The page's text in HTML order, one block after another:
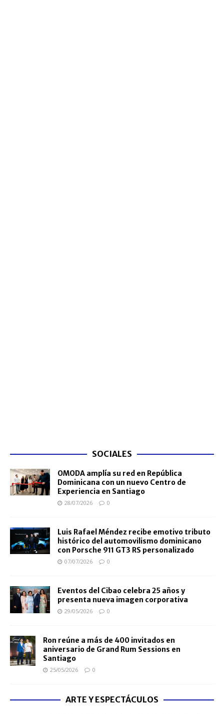
SOCIALES
OMODA amplía su red en República
Dominicana con un nuevo Centro de
Experiencia en Santiago
28/07/2026 0
Luis Rafael Méndez recibe emotivo tributo
histórico del automovilismo dominicano
con Porsche 911 GT3 RS personalizado
07/07/2026 0
Eventos del Cibao celebra 25 años y
presenta nueva imagen corporativa
29/05/2026 0
Ron reúne a más de 400 invitados en
aniversario de Grand Rum Sessions en
Santiago
25/05/2026 0
ARTE Y ESPECTÁCULOS